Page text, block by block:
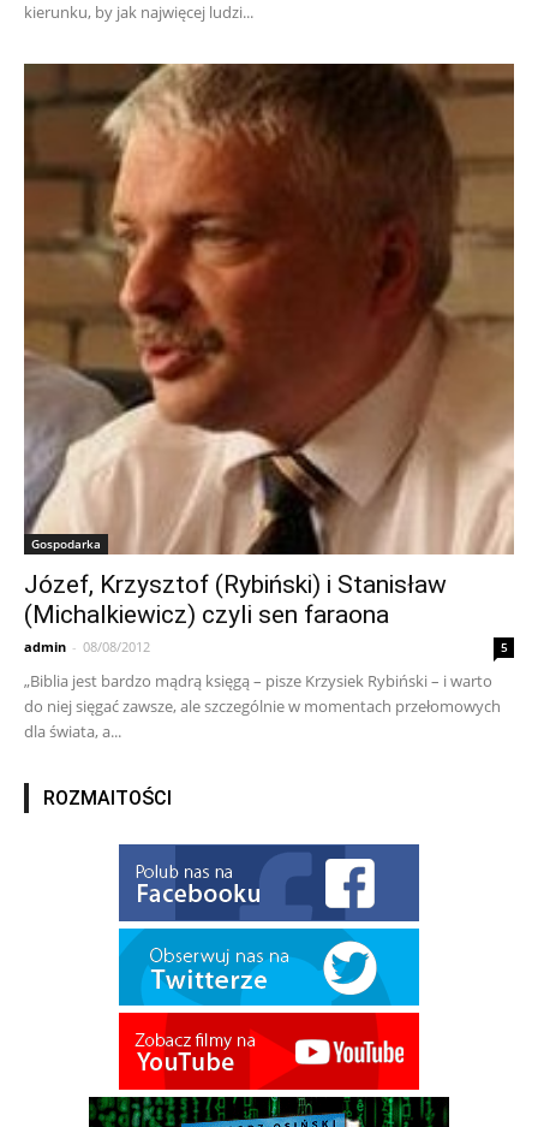
kierunku, by jak najwięcej ludzi...
Gospodarka
Józef, Krzysztof (Rybiński) i Stanisław
(Michalkiewicz) czyli sen faraona
admin - 08/08/2012 5
„Biblia jest bardzo mądrą księgą – pisze Krzysiek Rybiński – i warto
do niej sięgać zawsze, ale szczególnie w momentach przełomowych
dla świata, a...
ROZMAITOŚCI